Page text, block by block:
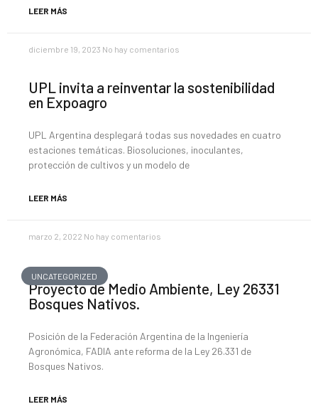
LEER MÁS
diciembre 19, 2023 No hay comentarios
UPL invita a reinventar la sostenibilidad
en Expoagro
UPL Argentina desplegará todas sus novedades en cuatro
estaciones temáticas. Biosoluciones, inoculantes,
protección de cultivos y un modelo de
LEER MÁS
marzo 2, 2022 No hay comentarios
UNCATEGORIZED
Proyecto de Medio Ambiente, Ley 26331
Bosques Nativos.
Posición de la Federación Argentina de la Ingeniería
Agronómica, FADIA ante reforma de la Ley 26.331 de
Bosques Nativos.
LEER MÁS